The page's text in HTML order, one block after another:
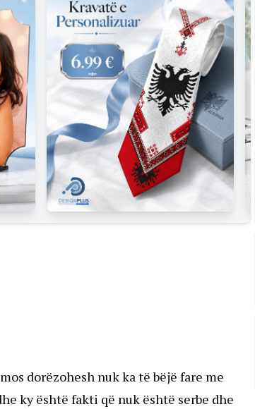
dorëzohesh nuk ka të bëjë fare me
ky është fakti që nuk është serbe dhe